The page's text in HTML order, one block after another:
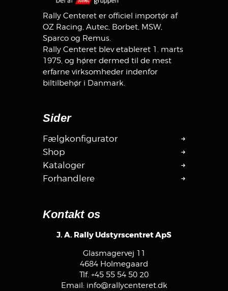
Rally Centeret er officiel importør af
OZ Racing, Autec, Borbet, MSW,
Sparco og Remus.
Rally Centeret blev etableret 1. marts
1975, og hører dermed til de mest
erfarne virksomheder indenfor
biltilbehør i Danmark.
Sider
Fælgkonfigurator
Shop
Kataloger
Forhandlere
Kontakt os
J. A. Rally Udstyrscentret ApS
Glasmagervej 11
4684 Holmegaard
Tlf. +45 55 54 50 20
Email: info@rallycenteret.dk